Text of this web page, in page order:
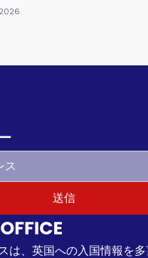
送信
は、英国への入国情報を